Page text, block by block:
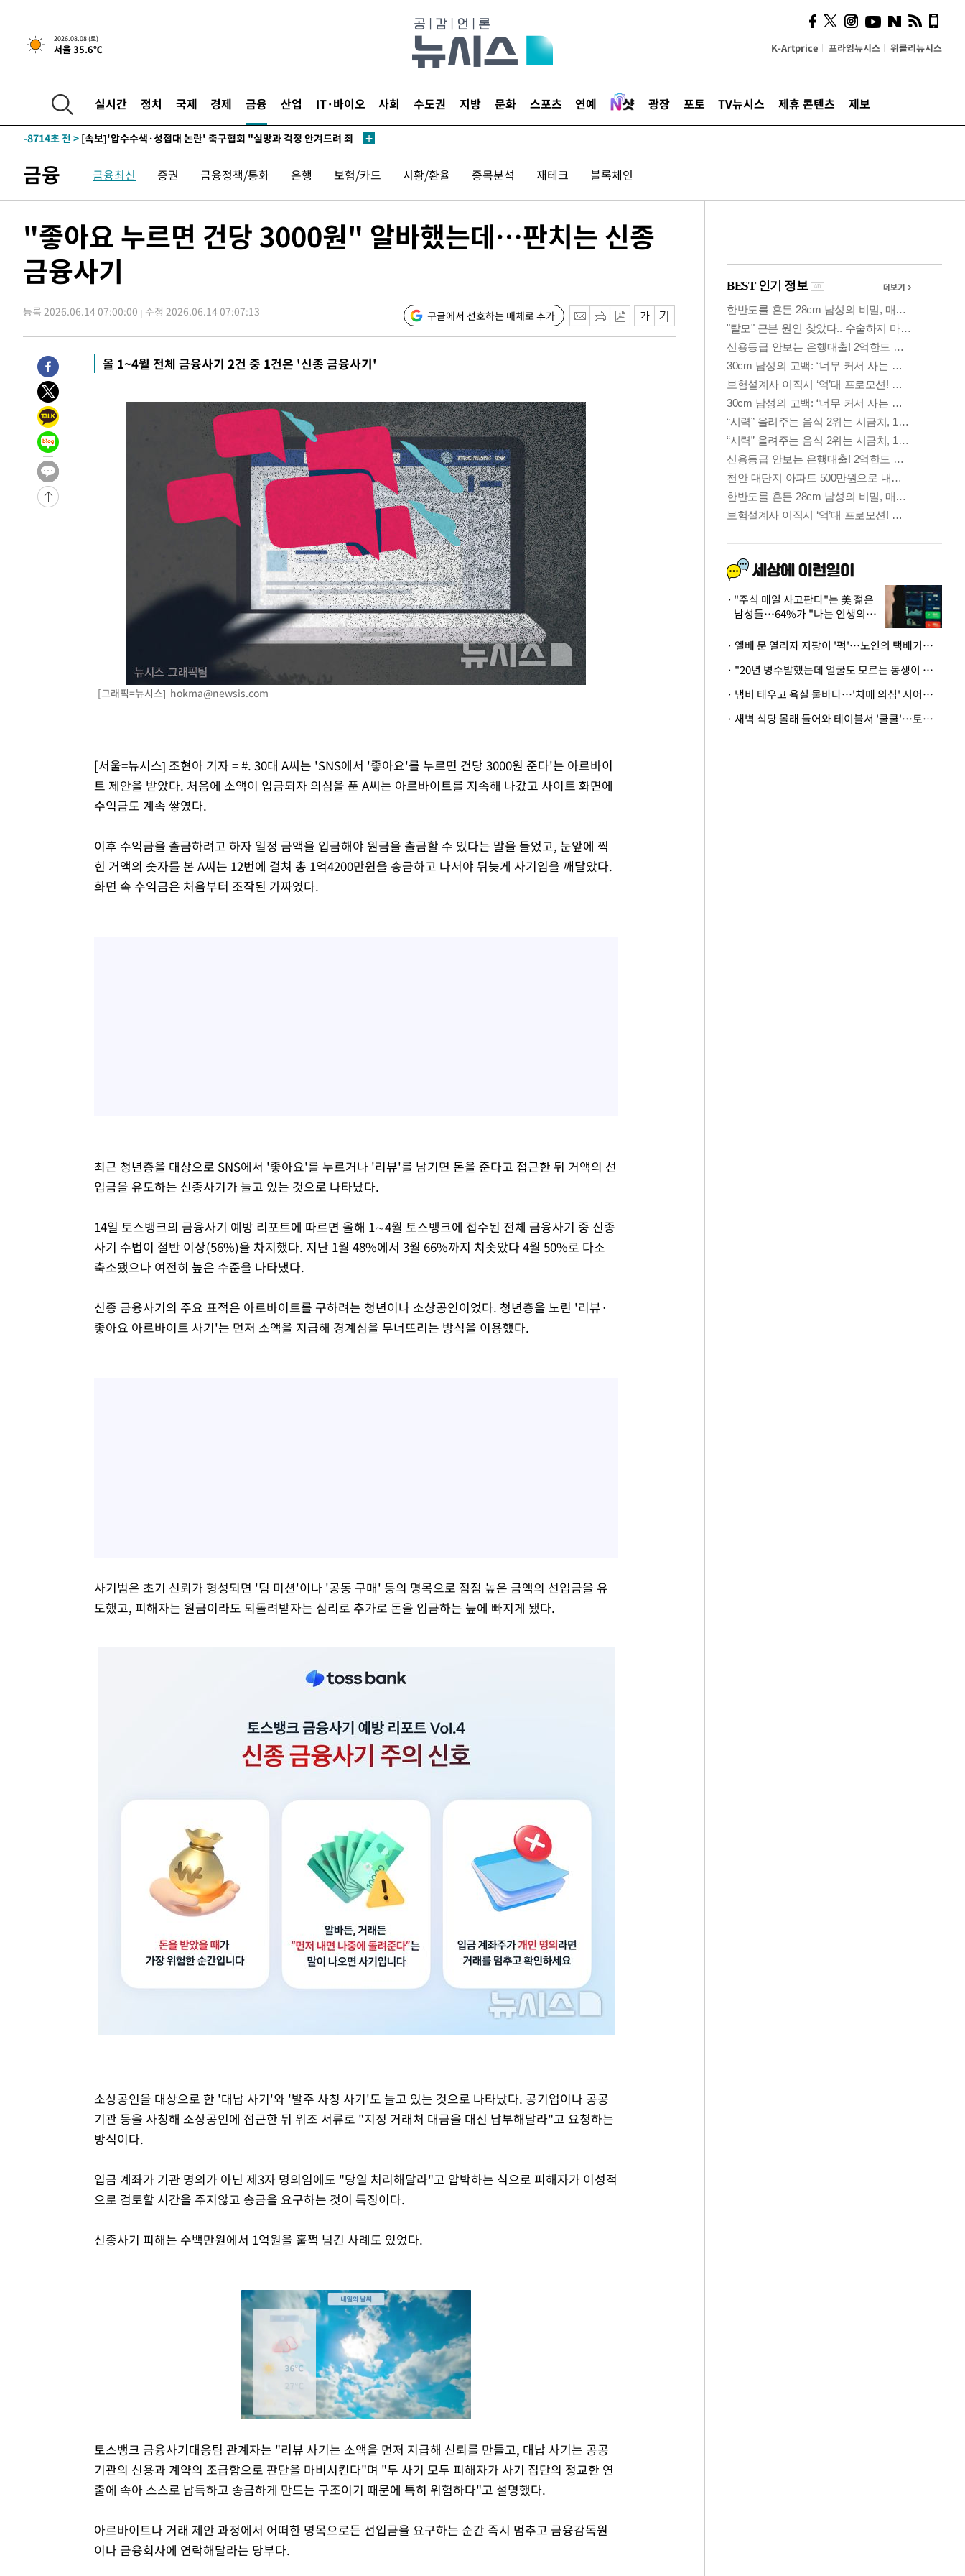
2026.08.08 (토)
서울 35.6℃ K-Artprice 프라임뉴시스 위클리뉴시스
실시간 정치 국제 경제 금융 산업 IT·바이오 사회 수도권 지방 문화 스포츠 연예 광장 포토 TV뉴시스 제휴 콘텐츠 제보
-20042초 전 >선재도서 해루질 나섰다 실종 60대, 닷새 만에 숨진 채 발견
-17576초 전 >남자 농구, 나고야 아시안게임서 '홈팀' 일본과 한일전
-13179초 전 >
극한폭염 한풀 꺾이지만…'낮 최고 35도' 무더위, 열대야 계속[다음
주 날씨]
-10197초 전 >
-8714초 전 > [속보]'압수수색·성접대 논란' 축구협회 "실망과 걱정 안겨드려 죄
2시간 전 >
[속보]뉴욕증시 상승 마감…S&P 0.6% 나스닥 1.3%↑
-32300초 전 >온열질환 사망자 3명 늘어…누적 환자 3000명 돌파
-22352초 전 > 백운산서 80년근 천종산삼 9뿌리 발견…감정가 1.3억원
-20062초 전 > 선재도서 해루질 나섰다 실종 60대, 닷새 만에 숨진 채 발견
-17596초 전 >남자 농구, 나고야 아시안게임서 '홈팀' 일본과 한일전
-13199초 전 >극한폭염 한풀 꺾이지만…'낮 최고 35도' 무더위, 열대야 계속[다음
주 날씨]
-10217초 전 >축구협회 "압수수색·성접대 논란 사과…쇄신의 기회로 삼겠다"
-8734초 전 >
[속보]'압수수색·성접대 논란' 축구협회 "실망과 걱정 안겨드려 죄
44분 전 >
2시간 전 >
[속보]뉴욕증시 상승 마감…S&P 0.6% 나스닥 1.3%↑
금융 금융최신 증권 금융정책/통화 은행 보험/카드 시황/환율 종목분석 재테크 블록체인
"좋아요 누르면 건당 3000원" 알바했는데…판치는 신종
금융사기
등록 2026.06.14 07:00:00 수정 2026.06.14 07:07:13 구글에서 선호하는 매체로 추가
올 1~4월 전체 금융사기 2건 중 1건은 '신종 금융사기'
[그래픽=뉴시스] hokma@newsis.com
[서울=뉴시스] 조현아 기자 = #. 30대 A씨는 'SNS에서 '좋아요'를 누르면 건당 3000원 준다'는 아르바이
트 제안을 받았다. 처음에 소액이 입금되자 의심을 푼 A씨는 아르바이트를 지속해 나갔고 사이트 화면에
수익금도 계속 쌓였다.
이후 수익금을 출금하려고 하자 일정 금액을 입금해야 원금을 출금할 수 있다는 말을 들었고, 눈앞에 찍
힌 거액의 숫자를 본 A씨는 12번에 걸쳐 총 1억4200만원을 송금하고 나서야 뒤늦게 사기임을 깨달았다.
화면 속 수익금은 처음부터 조작된 가짜였다.
최근 청년층을 대상으로 SNS에서 '좋아요'를 누르거나 '리뷰'를 남기면 돈을 준다고 접근한 뒤 거액의 선
입금을 유도하는 신종사기가 늘고 있는 것으로 나타났다.
14일 토스뱅크의 금융사기 예방 리포트에 따르면 올해 1∼4월 토스뱅크에 접수된 전체 금융사기 중 신종
사기 수법이 절반 이상(56%)을 차지했다. 지난 1월 48%에서 3월 66%까지 치솟았다 4월 50%로 다소
축소됐으나 여전히 높은 수준을 나타냈다.
신종 금융사기의 주요 표적은 아르바이트를 구하려는 청년이나 소상공인이었다. 청년층을 노린 '리뷰·
좋아요 아르바이트 사기'는 먼저 소액을 지급해 경계심을 무너뜨리는 방식을 이용했다.
사기범은 초기 신뢰가 형성되면 '팀 미션'이나 '공동 구매' 등의 명목으로 점점 높은 금액의 선입금을 유
도했고, 피해자는 원금이라도 되돌려받자는 심리로 추가로 돈을 입금하는 늪에 빠지게 됐다.
소상공인을 대상으로 한 '대납 사기'와 '발주 사칭 사기'도 늘고 있는 것으로 나타났다. 공기업이나 공공
기관 등을 사칭해 소상공인에 접근한 뒤 위조 서류로 "지정 거래처 대금을 대신 납부해달라"고 요청하는
방식이다.
입금 계좌가 기관 명의가 아닌 제3자 명의임에도 "당일 처리해달라"고 압박하는 식으로 피해자가 이성적
으로 검토할 시간을 주지않고 송금을 요구하는 것이 특징이다.
신종사기 피해는 수백만원에서 1억원을 훌쩍 넘긴 사례도 있었다.
Mute
토스뱅크 금융사기대응팀 관계자는 "리뷰 사기는 소액을 먼저 지급해 신뢰를 만들고, 대납 사기는 공공
기관의 신용과 계약의 조급함으로 판단을 마비시킨다"며 "두 사기 모두 피해자가 사기 집단의 정교한 연
출에 속아 스스로 납득하고 송금하게 만드는 구조이기 때문에 특히 위험하다"고 설명했다.
아르바이트나 거래 제안 과정에서 어떠한 명목으로든 선입금을 요구하는 순간 즉시 멈추고 금융감독원
이나 금융회사에 연락해달라는 당부다.
사이 해답 찾았죠"…알을
깨고 나온 '초자아'
"주식 매일 사고판다"는 美 젊은
남성들…64%가 "나는 인생의
· 엘베 문 열리자 지팡이 '퍽'…노인의 택배기사 폭행 이유
· "20년 병수발했는데 얼굴도 모르는 동생이 유산 절반을"…배다른 형제 상속권 있을까
· 냄비 태우고 욕실 물바다…'치매 의심' 시어머니 검사 권유했다가 '날벼락'
· 새벽 식당 몰래 들어와 테이블서 '쿨쿨'…토사물 남기고 사라진 남성